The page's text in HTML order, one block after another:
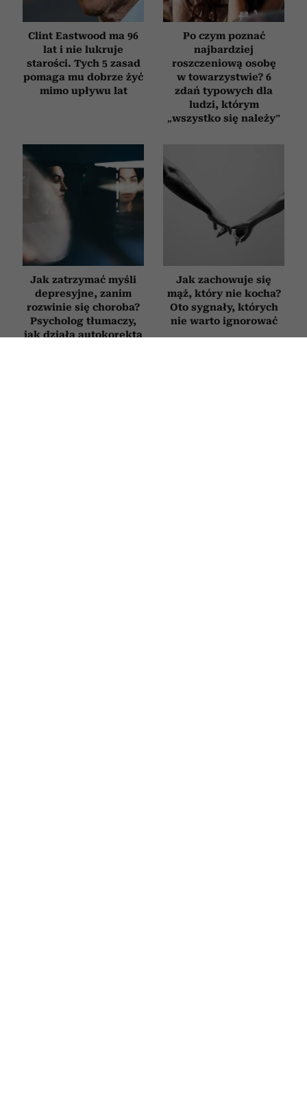
Clint Eastwood ma 96
lat i nie lukruje
starości. Tych 5 zasad
pomaga mu dobrze żyć
mimo upływu lat
Po czym poznać
najbardziej
roszczeniową osobę
w towarzystwie? 6
zdań typowych dla
ludzi, którym
„wszystko się należy”
Jak zatrzymać myśli
depresyjne, zanim
rozwinie się choroba?
Psycholog tłumaczy,
jak działa autokorekta
Jak zachowuje się
mąż, który nie kocha?
Oto sygnały, których
nie warto ignorować